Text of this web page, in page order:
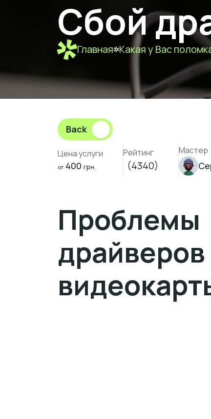
Сбой
Главная Какая у Вас
Back
Цена услуги
от 400 грн.
Рейтинг
(4340)
Мастер
Проблемы
драйверов